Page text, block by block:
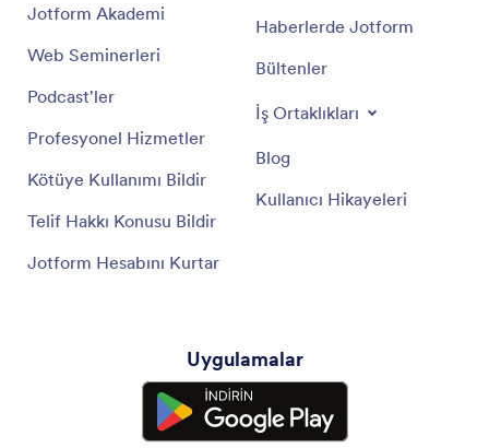
Jotform Akademi
Web Seminerleri
Podcast'ler
Profesyonel Hizmetler
Kötüye Kullanımı Bildir
Telif Hakkı Konusu Bildir
Jotform Hesabını Kurtar
Haberlerde Jotform
Bültenler
İş Ortaklıkları
Blog
Kullanıcı Hikayeleri
Uygulamalar